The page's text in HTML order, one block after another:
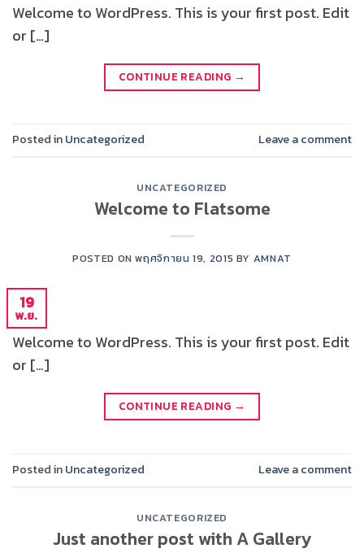
Welcome to WordPress. This is your first post. Edit
or […]
CONTINUE READING →
Posted inUncategorized Leave a comment
UNCATEGORIZED
Welcome to Flatsome
POSTED ONพฤศจิกายน 19, 2015 BY AMNAT
19
พ.ย.
Welcome to WordPress. This is your first post. Edit
or […]
CONTINUE READING →
Posted inUncategorized Leave a comment
UNCATEGORIZED
Just another post with A Gallery